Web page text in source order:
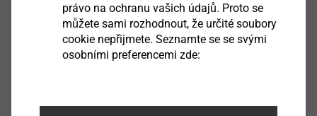
právo na ochranu vašich údajů. Proto se
můžete sami rozhodnout, že určité soubory
cookie nepřijmete. Seznamte se se svými
osobními preferencemi zde: